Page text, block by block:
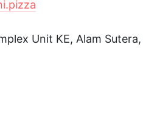
Unit KE, Alam